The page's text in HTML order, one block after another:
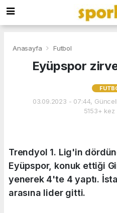
Anasayfa Futbol
Eyüpspor
03.09.2023 - 07:44,
5153+
Trendyol 1. Lig'in
Eyüpspor, konuk ettiği
yenerek 4'te 4 yaptı.
arasına lider gitti.